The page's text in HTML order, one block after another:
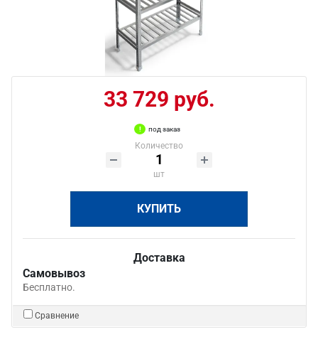
33 729 руб.
под заказ
Количество
шт
КУПИТЬ
Доставка
Самовывоз
Бесплатно.
Сравнение